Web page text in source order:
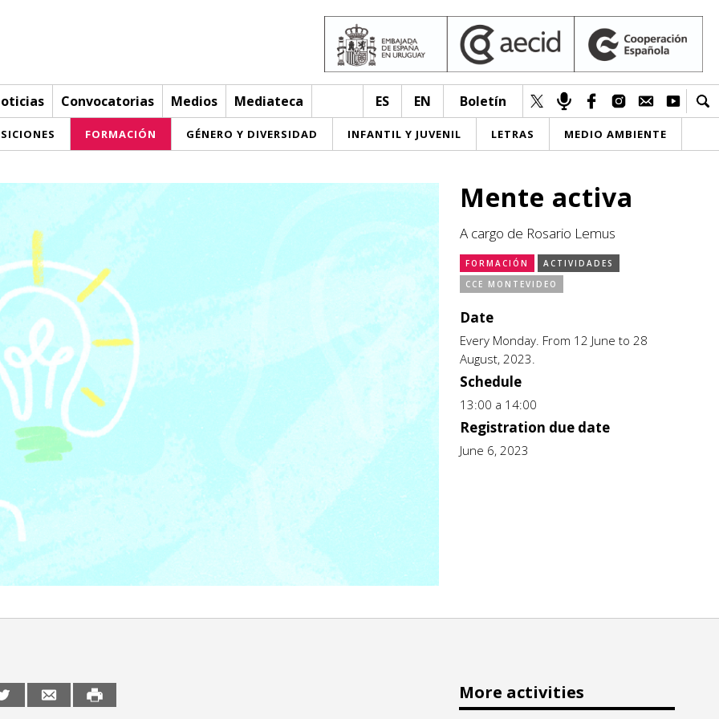
Convocatorias Medios Mediateca ES EN Boletín
FORMACIÓN GÉNERO Y DIVERSIDAD INFANTIL Y JUVENIL LETRAS MEDIO AMBIENTE
Mente activa
A cargo de Rosario Lemus
FORMACIÓN
ACTIVIDADES
CCE MONTEVIDEO
Date
Every Monday. From 12 June to 28
August, 2023.
Schedule
13:00 a 14:00
Registration due date
June 6, 2023
More activities